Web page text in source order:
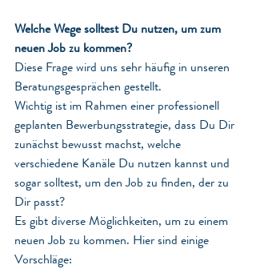
Welche Wege solltest Du nutzen, um zum
neuen Job zu kommen?
Diese Frage wird uns sehr häufig in unseren
Beratungsgesprächen gestellt.
Wichtig ist im Rahmen einer professionell
geplanten Bewerbungsstrategie, dass Du Dir
zunächst bewusst machst, welche
verschiedene Kanäle Du nutzen kannst und
sogar solltest, um den Job zu finden, der zu
Dir passt?
Es gibt diverse Möglichkeiten, um zu einem
neuen Job zu kommen. Hier sind einige
Vorschläge: